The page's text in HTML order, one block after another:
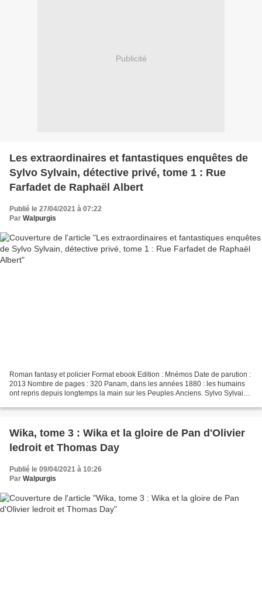
Publicité
Les extraordinaires et fantastiques enquêtes de
Sylvo Sylvain, détective privé, tome 1 : Rue
Farfadet de Raphaël Albert
Publié le 27/04/2021 à 07:22
Par Walpurgis
Roman fantasy et policier Format ebook Edition : Mnémos Date de parution :
2013 Nombre de pages : 320 Panam, dans les années 1880 : les humains
ont repris depuis longtemps la main sur les Peuples Anciens. Sylvo Sylvain
Wika, tome 3 : Wika et la gloire de Pan d'Olivier
ledroit et Thomas Day
Publié le 09/04/2021 à 10:26
Par Walpurgis